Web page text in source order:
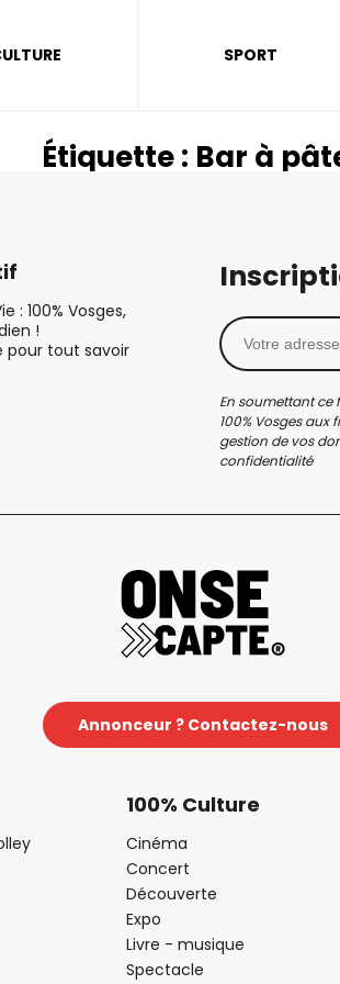
SPORT
Étiquette : Bar à
: 100% Vosges,
!
pour tout savoir
En soumettant ce
100% Vosges aux
gestion de vos
confidentialité
Annonceur ? Contactez-nous
100% Culture
Cinéma
Concert
Découverte
Expo
Livre - musique
Spectacle